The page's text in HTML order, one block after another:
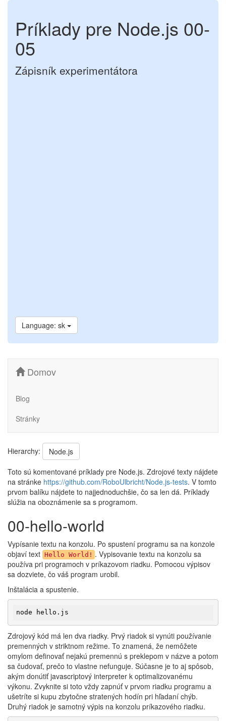
Príklady pre Node.js 00-
05
Zápisník experimentátora
Language: sk
Domov
Blog
Stránky
Hierarchy:
Node.js
Toto sú komentované príklady pre Node.js. Zdrojové texty nájdete
na stránke https://github.com/RoboUlbricht/Node.js-tests. V tomto
prvom balíku nájdete to najjednoduchšie, čo sa len dá. Príklady
slúžia na oboznámenie sa s programom.
00-hello-world
Vypísanie textu na konzolu. Po spustení programu sa na konzole
objaví text Hello World! . Vypisovanie textu na konzolu sa
používa pri programoch v príkazovom riadku. Pomocou výpisov
sa dozviete, čo váš program urobil.
Inštalácia a spustenie.
node hello.js
Zdrojový kód má len dva riadky. Prvý riadok si vynúti používanie
premenných v striktnom režime. To znamená, že nemôžete
omylom definovať nejakú premennú s preklepom v názve a potom
sa čudovať, prečo to vlastne nefunguje. Súčasne je to aj spôsob,
akým donútiť javascriptový interpreter k optimalizovanému
výkonu. Zvyknite si toto vždy zapnúť v prvom riadku programu a
ušetríte si kupu zbytočne stratených hodín pri hľadaní chýb.
Druhý riadok je samotný výpis na konzolu príkazového riadku.